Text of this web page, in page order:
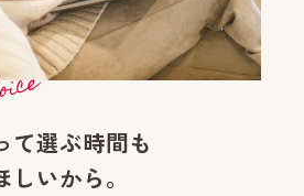
て選ぶ時間も
いから。